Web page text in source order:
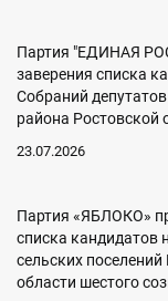
Партия "ЕДИНАЯ
заверения списка
Собраний
района Ростовской
23.07.2026
Партия «ЯБЛОКО»
списка кандидатов
сельских
области шестого